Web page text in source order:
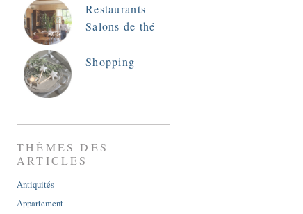
Restaurants
Salons de thé
Shopping
THÈMES DES
ARTICLES
Antiquités
Appartement